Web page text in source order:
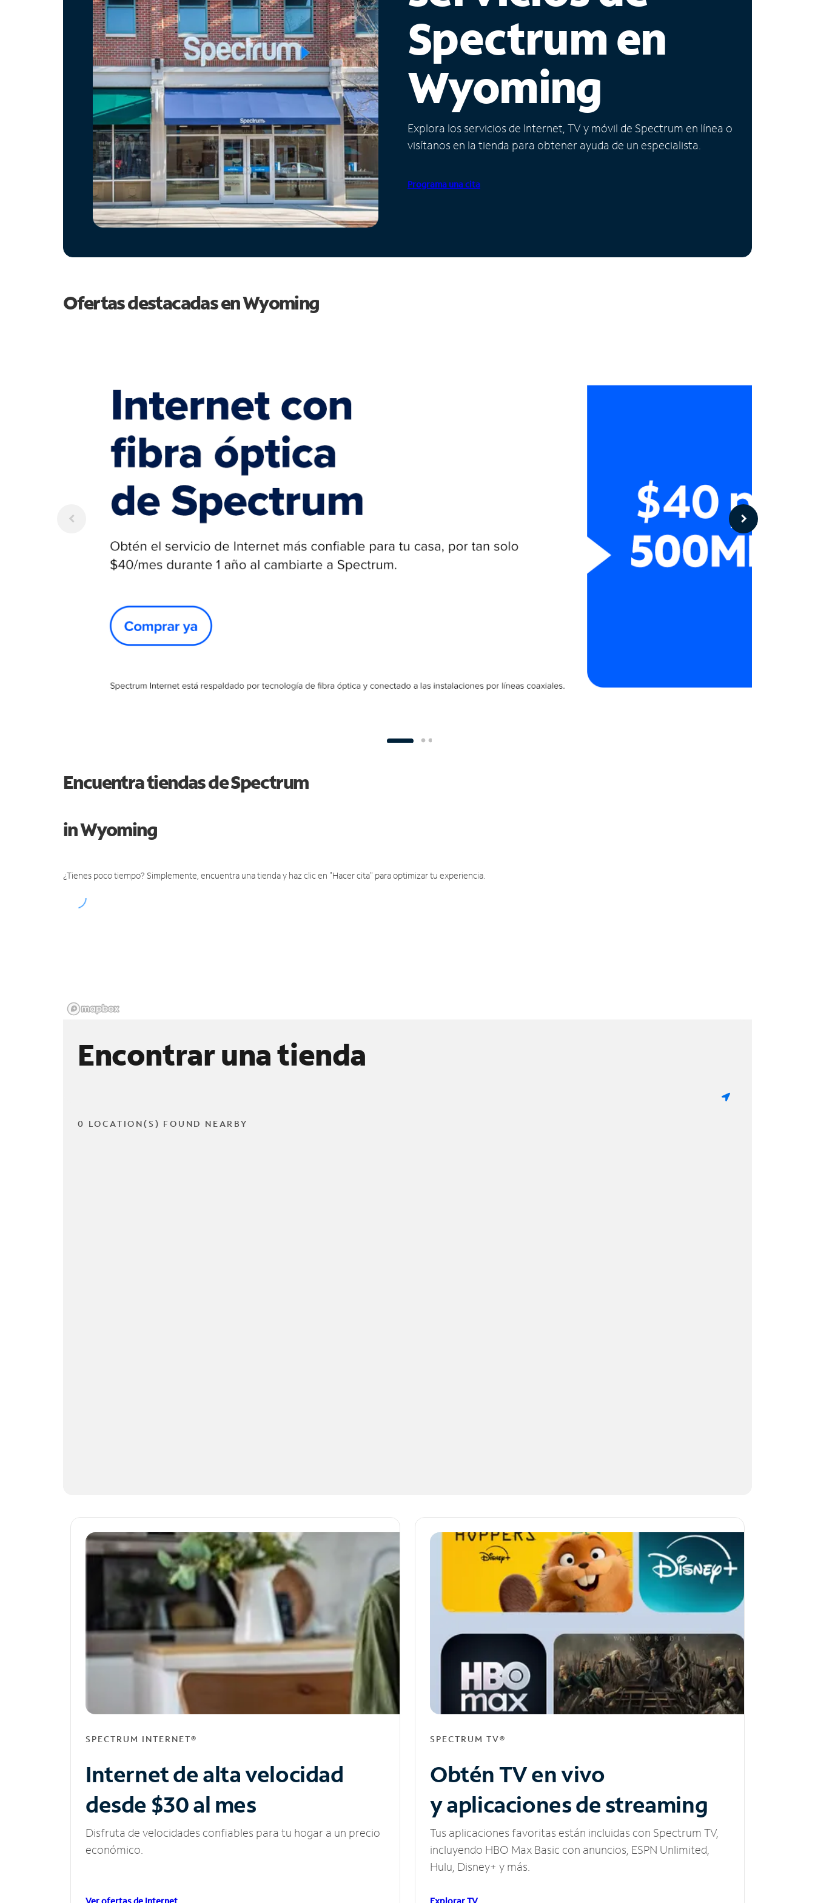
Spectrum en
Wyoming
Explora los servicios de Internet, TV y móvil de Spectrum en línea o
visítanos en la tienda para obtener ayuda de un especialista.
Programa una cita
Ofertas destacadas enWyoming
Encuentra tiendas de Spectrum
in Wyoming
¿Tienes poco tiempo? Simplemente, encuentra una tienda y haz clic en "Hacer cita" para optimizar tu experiencia.
Encontrar una tienda
0 LOCATION(S) FOUND NEARBY
SPECTRUM INTERNET®
Internet de alta velocidad
desde $30 al mes
Disfruta de velocidades confiables para tu hogar a un precio
económico.
SPECTRUM TV®
Obtén TV en vivo
y aplicaciones de streaming
Tus aplicaciones favoritas están incluidas con Spectrum TV,
incluyendo HBO Max Basic con anuncios, ESPN Unlimited,
Hulu, Disney+ y más.